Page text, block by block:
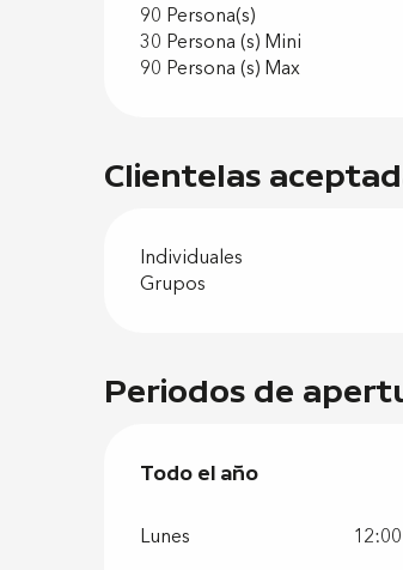
90 Persona(s)
30 Persona (s) Mini
90 Persona (s) Max
Clientelas
Individuales
Grupos
Periodos de
Todo el año
Todo el año
Lunes